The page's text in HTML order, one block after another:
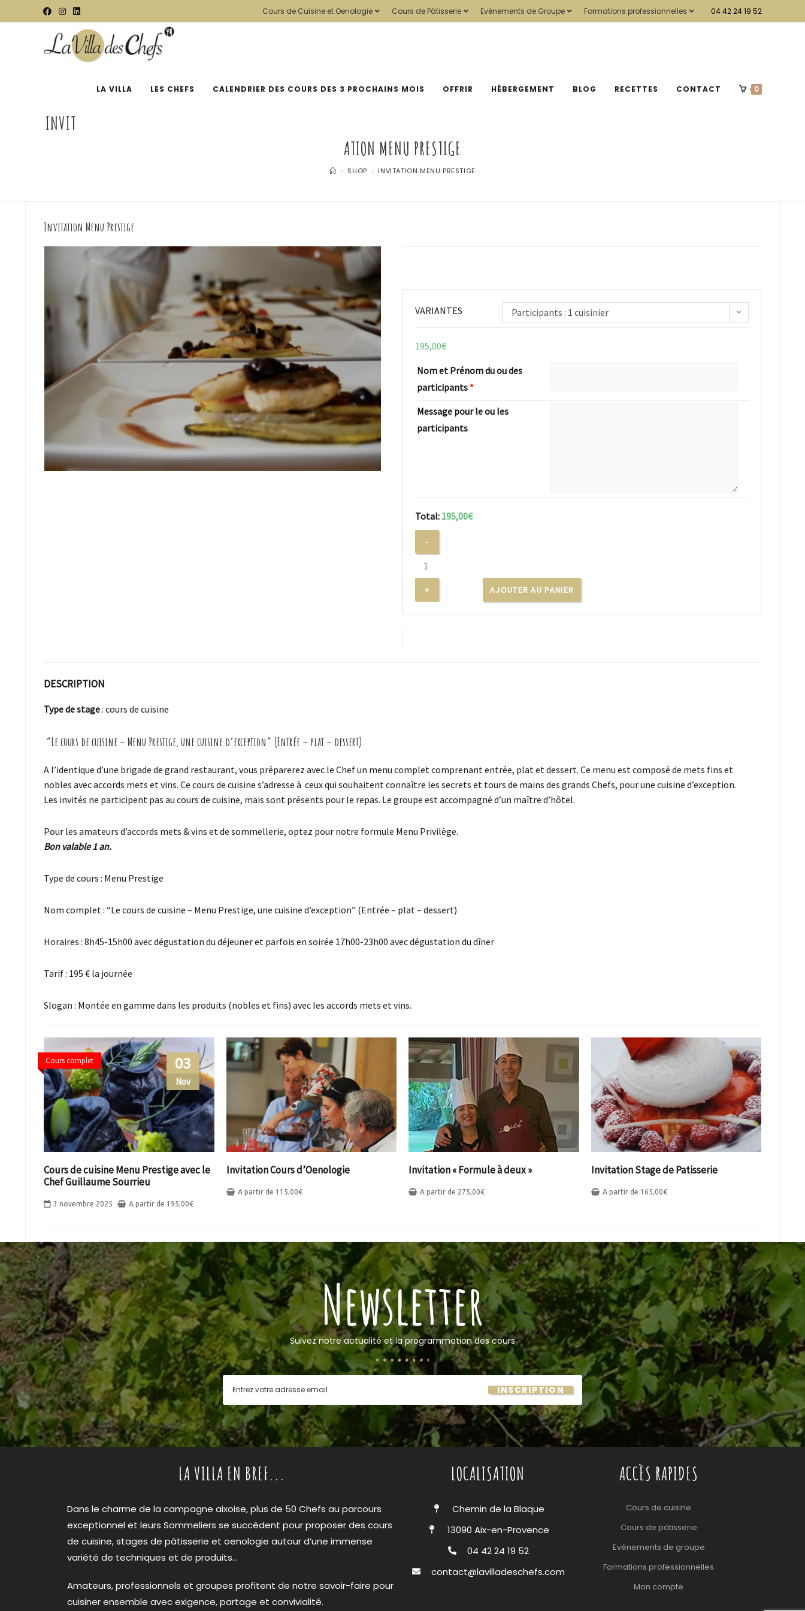
Cours de Cuisine et Oenologie Cours de Pâtisserie Evénements de Groupe Formations professionnelles 04 42 24 19 52
LA VILLA LES CHEFS CALENDRIER DES COURS DES 3 PROCHAINS MOIS OFFRIR HÉBERGEMENT BLOG RECETTES CONTACT 0
INVIT
ATION MENU PRESTIGE
> SHOP > INVITATION MENU PRESTIGE
Invitation Menu Prestige
VARIANTES Participants : 1 cuisinier
195,00€
Nom et Prénom du ou des
participants *
Message pour le ou les
participants
Total: 195,00€
AJOUTER AU PANIER
DESCRIPTION
Type de stage: cours de cuisine
“Le cours de cuisine – Menu Prestige, une cuisine d’exception” (Entrée – plat – dessert)
A l’identique d’une brigade de grand restaurant, vous préparerez avec le Chef un menu complet comprenant entrée, plat et dessert. Ce menu est composé de mets fins et
nobles avec accords mets et vins. Ce cours de cuisine s’adresse à ceux qui souhaitent connaître les secrets et tours de mains des grands Chefs, pour une cuisine d’exception.
Les invités ne participent pas au cours de cuisine, mais sont présents pour le repas. Le groupe est accompagné d’un maître d’hôtel.
Pour les amateurs d’accords mets & vins et de sommellerie, optez pour notre formule Menu Privilège.
Bon valable 1 an.
Type de cours : Menu Prestige
Nom complet : “Le cours de cuisine – Menu Prestige, une cuisine d’exception” (Entrée – plat – dessert)
Horaires : 8h45-15h00 avec dégustation du déjeuner et parfois en soirée 17h00-23h00 avec dégustation du dîner
Tarif : 195 € la journée
Slogan : Montée en gamme dans les produits (nobles et fins) avec les accords mets et vins.
03
Nov
Cours complet
Cours de cuisine Menu Prestige avec le
Chef Guillaume Sourrieu
3 novembre 2025 A partir de 195,00€
Invitation Cours d’Oenologie
A partir de 115,00€
Invitation « Formule à deux »
A partir de 275,00€
Invitation Stage de Patisserie
A partir de 165,00€
Newsletter
Suivez notre actualité et la programmation des cours
INSCRIPTION
LA VILLA EN BREF...
Dans le charme de la campagne aixoise, plus de 50 Chefs au parcours
exceptionnel et leurs Sommeliers se succèdent pour proposer des cours
de cuisine, stages de pâtisserie et oenologie autour d’une immense
variété de techniques et de produits…
Amateurs, professionnels et groupes profitent de notre savoir-faire pour
cuisiner ensemble avec exigence, partage et convivialité.
LOCALISATION
Chemin de la Blaque
13090 Aix-en-Provence
04 42 24 19 52
contact@lavilladeschefs.com
ACCÈS RAPIDES
Cours de cuisine
Cours de pâtisserie
Evénements de groupe
Formations professionnelles
Mon compte